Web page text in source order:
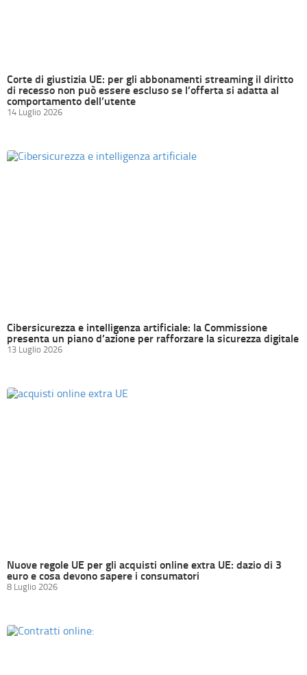
Corte di giustizia UE: per gli abbonamenti streaming il diritto
di recesso non può essere escluso se l’offerta si adatta al
comportamento dell’utente
14 Luglio 2026
Cibersicurezza e intelligenza artificiale: la Commissione
presenta un piano d’azione per rafforzare la sicurezza digitale
13 Luglio 2026
Nuove regole UE per gli acquisti online extra UE: dazio di 3
euro e cosa devono sapere i consumatori
8 Luglio 2026